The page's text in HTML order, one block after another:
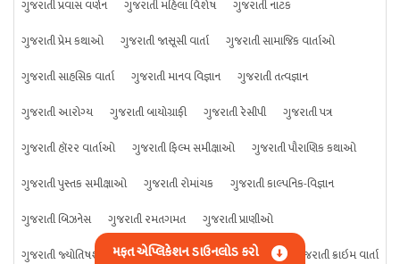
ગુજરાતી પ્રવાસ વર્ણન
ગુજરાતી મહિલા વિશેષ
ગુજરાતી નાટક
ગુજરાતી પ્રેમ કથાઓ
ગુજરાતી જાસૂસી વાર્તા
ગુજરાતી સામાજિક વાર્તાઓ
ગુજરાતી સાહસિક વાર્તા
ગુજરાતી માનવ વિજ્ઞાન
ગુજરાતી તત્વજ્ઞાન
ગુજરાતી આરોગ્ય
ગુજરાતી બાયોગ્રાફી ગુજરાતી રેસીપી
ગુજરાતી પત્ર
ગુજરાતી હૉરર વાર્તાઓ
ગુજરાતી ફિલ્મ સમીક્ષાઓ
ગુજરાતી પૌરાણિક કથાઓ
ગુજરાતી પુસ્તક સમીક્ષાઓ
ગુજરાતી રોમાંચક
ગુજરાતી કાલ્પનિક-વિજ્ઞાન
ગુજરાતી બિઝનેસ
ગુજરાતી રમતગમત
ગુજરાતી પ્રાણીઓ
ગુજરાતી જ્યોતિષશાસ્ત્ર
ગુજરાતી વિજ્ઞાન ગુજરાતી કંઈપણ ગુજરાતી ક્રાઇમ વાર્તા
મફત એપ્લિકેશન ડાઉનલોડ કરો